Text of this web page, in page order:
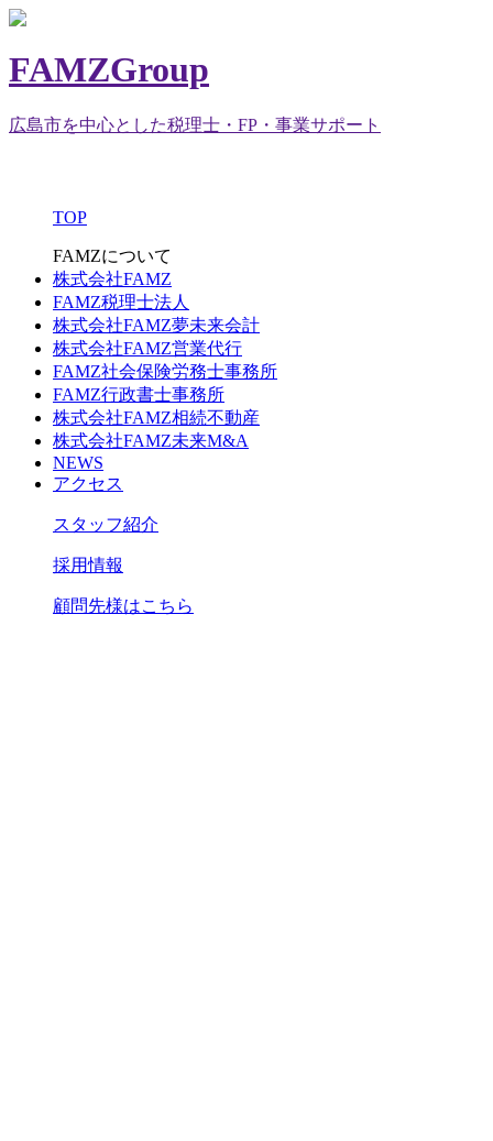
FAMZGroup
広島市を中心とした税理士・FP・事業サポート
TOP
FAMZについて
株式会社FAMZ
FAMZ税理士法人
株式会社FAMZ夢未来会計
株式会社FAMZ営業代行
FAMZ社会保険労務士事務所
FAMZ行政書士事務所
株式会社FAMZ相続不動産
株式会社FAMZ未来M&A
NEWS
アクセス
スタッフ紹介
採用情報
顧問先様はこちら